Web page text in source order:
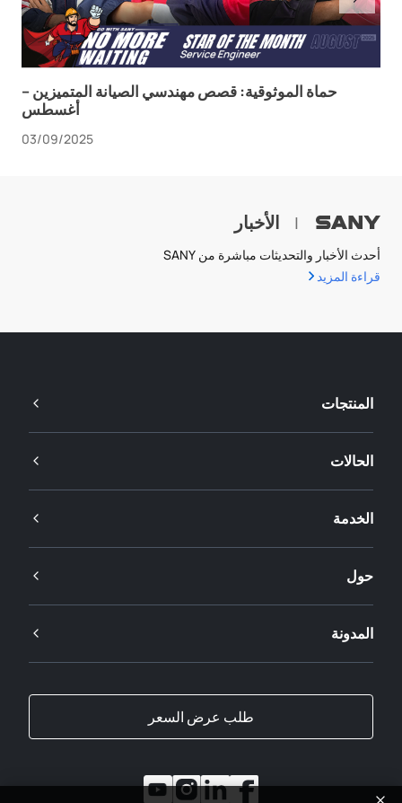
حماة الموثوقية: قصص مهندسي الصيانة المتميزين –
أغسطس
03/09/2025
| الأخبار
أحدث الأخبار والتحديثات مباشرة من SANY
قراءة المزيد
المنتجات
الحالات
الخدمة
حول
المدونة
طلب عرض السعر